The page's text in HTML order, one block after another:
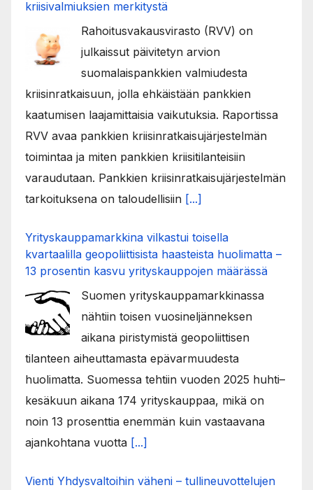
kriisivalmiuksien merkitystä
Rahoitusvakausvirasto (RVV) on
julkaissut päivitetyn arvion
suomalaispankkien valmiudesta
kriisinratkaisuun, jolla ehkäistään pankkien
kaatumisen laajamittaisia vaikutuksia. Raportissa
RVV avaa pankkien kriisinratkaisujärjestelmän
toimintaa ja miten pankkien kriisitilanteisiin
varaudutaan. Pankkien kriisinratkaisujärjestelmän
tarkoituksena on taloudellisiin [...]
Yrityskauppamarkkina vilkastui toisella
kvartaalilla geopoliittisista haasteista huolimatta –
13 prosentin kasvu yrityskauppojen määrässä
Suomen yrityskauppamarkkinassa
nähtiin toisen vuosineljänneksen
aikana piristymistä geopoliittisen
tilanteen aiheuttamasta epävarmuudesta
huolimatta. Suomessa tehtiin vuoden 2025 huhti–
kesäkuun aikana 174 yrityskauppaa, mikä on
noin 13 prosenttia enemmän kuin vastaavana
ajankohtana vuotta [...]
Vienti Yhdysvaltoihin väheni – tullineuvottelujen